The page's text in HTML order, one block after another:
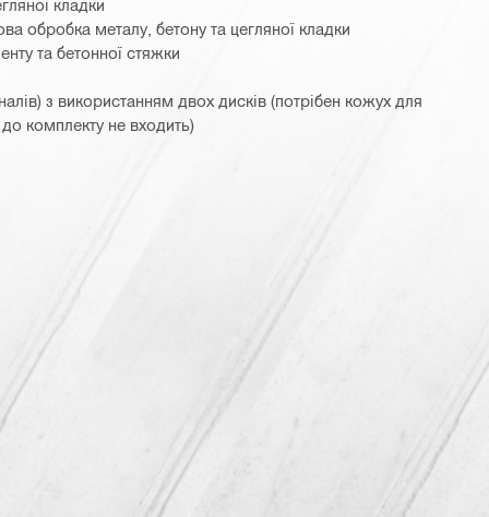
кладки
обробка металу, бетону та цегляної кладки
та бетонної стяжки
з використанням двох дисків (потрібен кожух для
комплекту не входить)